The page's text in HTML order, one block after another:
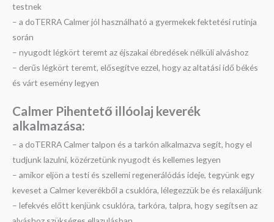
testnek
– a doTERRA Calmer jól használható a gyermekek fektetési rutinja
során
– nyugodt légkört teremt az éjszakai ébredések nélküli alváshoz
– derűs légkört teremt, elősegítve ezzel, hogy az altatási idő békés
és várt esemény legyen
Calmer Pihentető illóolaj keverék
alkalmazása:
– a doTERRA Calmer talpon és a tarkón alkalmazva segít, hogy el
tudjunk lazulni, közérzetünk nyugodt és kellemes legyen
– amikor eljön a testi és szellemi regenerálódás ideje, tegyünk egy
keveset a Calmer keverékből a csuklóra, lélegezzük be és relaxáljunk
– lefekvés előtt kenjünk csuklóra, tarkóra, talpra, hogy segítsen az